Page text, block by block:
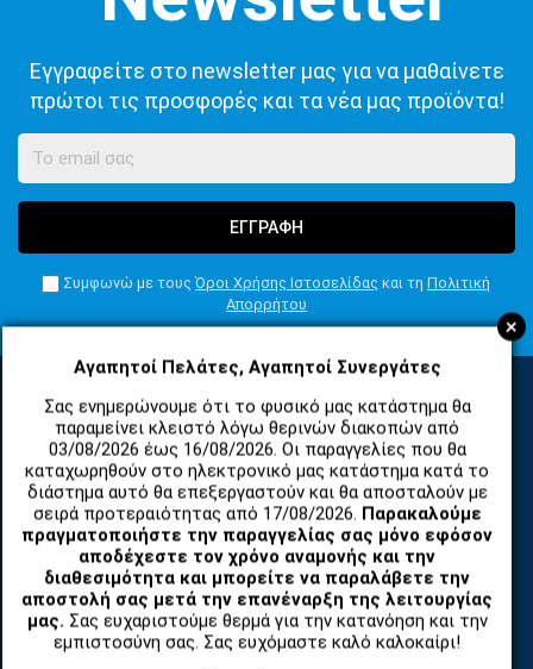
+
Αγαπητοί Πελάτες, Αγαπητοί Συνεργάτες
Σας ενημερώνουμε ότι το φυσικό μας κατάστημα θα
παραμείνει κλειστό λόγω θερινών διακοπών από
03/08/2026 έως 16/08/2026. Οι παραγγελίες που θα
καταχωρηθούν στο ηλεκτρονικό μας κατάστημα κατά το
διάστημα αυτό θα επεξεργαστούν και θα αποσταλούν με
σειρά προτεραιότητας από 17/08/2026. Παρακαλούμε
πραγματοποιήστε την παραγγελίας σας μόνο εφόσον
αποδέχεστε τον χρόνο αναμονής και την
διαθεσιμότητα και μπορείτε να παραλάβετε την
αποστολή σας μετά την επανέναρξη της λειτουργίας
μας. Σας ευχαριστούμε θερμά για την κατανόηση και την
εμπιστοσύνη σας. Σας ευχόμαστε καλό καλοκαίρι!
Εγγραφείτε στο newsletter μας για να μαθαίνετε
πρώτοι τις προσφορές και τα νέα μας προϊόντα!
ΕΓΓΡΑΦΗ
Συμφωνώ με τους Όροι Χρήσης Ιστοσελίδας και τη Πολιτική
Απορρήτου
ΚΑΤΗΓΟΡΙΕΣ
ΑΝΤΑΛΛΑΚΤΙΚΑ ΚΑΙ ΑΞΕΣΟΥΑΡ ΚΙΝΗΤΩΝ ΤΗΛΕΦΩΝΩΝ
TABLET
ΤΗΛΕΠΙΚΟΙΝΩΝΙΕΣ, ΑΣΥΡΜΑΤΑ, FCT